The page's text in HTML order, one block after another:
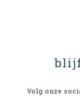
Volg onze